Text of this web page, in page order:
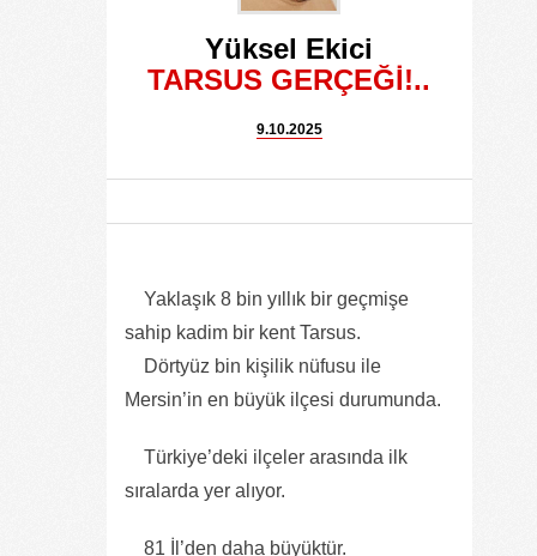
Yüksel Ekici
TARSUS GERÇEĞİ!..
9.10.2025
Yaklaşık 8 bin yıllık bir geçmişe
sahip kadim bir kent Tarsus.
Dörtyüz bin kişilik nüfusu ile
Mersin’in en büyük ilçesi durumunda.
Türkiye’deki ilçeler arasında ilk
sıralarda yer alıyor.
81 İl’den daha büyüktür.